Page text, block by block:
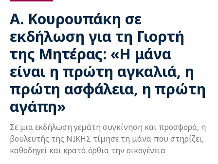
Α. Κουρουπάκη σε
εκδήλωση για τη Γιορτή
της Μητέρας: «Η μάνα
είναι η πρώτη αγκαλιά, η
πρώτη ασφάλεια, η πρώτη
αγάπη»
Σε μια εκδήλωση γεμάτη συγκίνηση και προσφορά, η
βουλευτής της ΝΙΚΗΣ τίμησε τη μάνα που στηρίζει,
καθοδηγεί και κρατά όρθια την οικογένεια